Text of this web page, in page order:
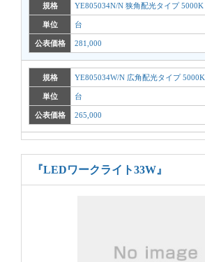
規格 YE805034N/N 狭角配光タイプ 5000K
単位 台
公表価格 281,000
規格 YE805034W/N 広角配光タイプ 5000K
単位 台
公表価格 265,000
『LEDワークライト33W』